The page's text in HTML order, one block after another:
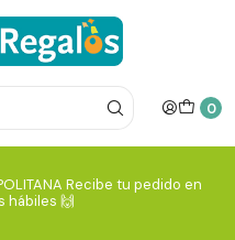
0
Recibe tu pedido en
hábiles 🙌